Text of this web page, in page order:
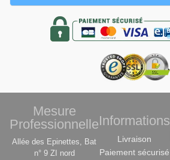
Mesure
Professionnelle
Allée des Epinettes, Bat
n° 9 ZI nord
Informations
Livraison
Paiement sécurisé